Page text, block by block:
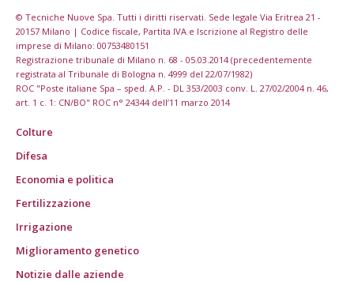
© Tecniche Nuove Spa. Tutti i diritti riservati. Sede legale Via Eritrea 21 -
20157 Milano | Codice fiscale, Partita IVA e Iscrizione al Registro delle
imprese di Milano: 00753480151
Registrazione tribunale di Milano n. 68 - 05.03.2014 (precedentemente
registrata al Tribunale di Bologna n. 4999 del 22/07/1982)
ROC "Poste italiane Spa – sped. A.P. - DL 353/2003 conv. L. 27/02/2004 n. 46,
art. 1 c. 1: CN/BO" ROC n° 24344 dell’11 marzo 2014
Colture
Difesa
Economia e politica
Fertilizzazione
Irrigazione
Miglioramento genetico
Notizie dalle aziende